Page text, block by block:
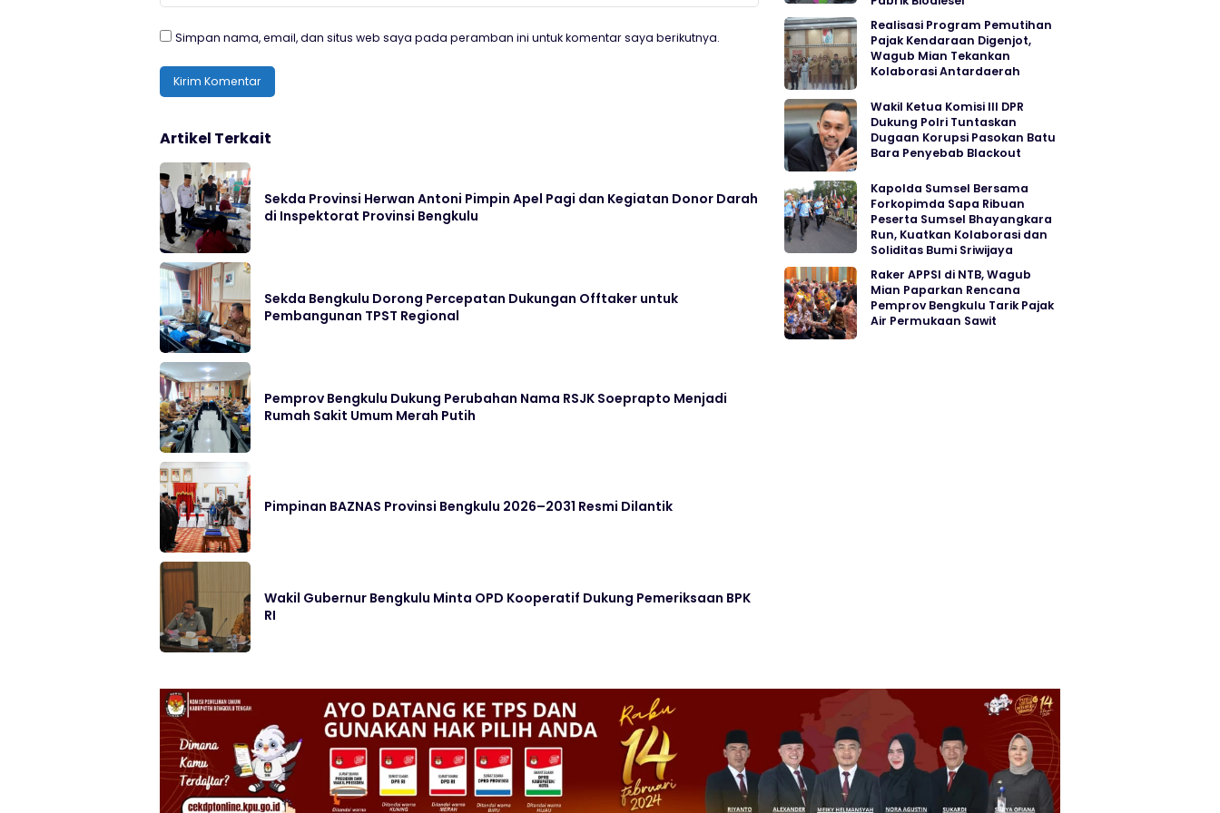
Simpan nama, email, dan situs web saya pada peramban ini untuk komentar saya berikutnya.
Artikel Terkait
Sekda Provinsi Herwan Antoni Pimpin Apel Pagi dan Kegiatan Donor Darah
di Inspektorat Provinsi Bengkulu
Sekda Bengkulu Dorong Percepatan Dukungan Offtaker untuk
Pembangunan TPST Regional
Pemprov Bengkulu Dukung Perubahan Nama RSJK Soeprapto Menjadi
Rumah Sakit Umum Merah Putih
Pimpinan BAZNAS Provinsi Bengkulu 2026–2031 Resmi Dilantik
Wakil Gubernur Bengkulu Minta OPD Kooperatif Dukung Pemeriksaan BPK
RI
Realisasi Program Pemutihan
Pajak Kendaraan Digenjot,
Wagub Mian Tekankan
Kolaborasi Antardaerah
Wakil Ketua Komisi III DPR
Dukung Polri Tuntaskan
Dugaan Korupsi Pasokan Batu
Bara Penyebab Blackout
Kapolda Sumsel Bersama
Forkopimda Sapa Ribuan
Peserta Sumsel Bhayangkara
Run, Kuatkan Kolaborasi dan
Soliditas Bumi Sriwijaya
Raker APPSI di NTB, Wagub
Mian Paparkan Rencana
Pemprov Bengkulu Tarik Pajak
Air Permukaan Sawit